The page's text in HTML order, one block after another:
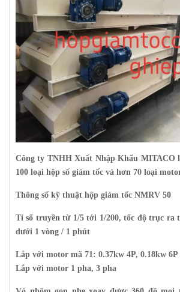
Công ty TNHH Xuất Nhập Khẩu MITACO
100 loại hộp số giảm tốc và hơn 70 loại
Thông số kỹ thuật hộp giảm tốc NMRV 50
Tỉ số truyền từ 1/5 tới 1/200, tốc độ trục ra
dưới 1 vòng / 1 phút
Lắp với motor mã 71: 0.37kw 4P, 0.18kw
Lắp với motor 1 pha, 3 pha